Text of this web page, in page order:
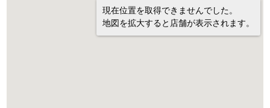
現在位置を取得できませんでした。
地図を拡大すると店舗が表示されます。